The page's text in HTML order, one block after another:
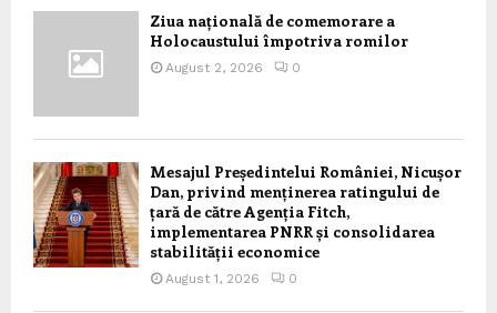
Ziua națională de comemorare a
Holocaustului împotriva romilor
August 2, 2026 0
Mesajul Președintelui României, Nicușor
Dan, privind menținerea ratingului de
țară de către Agenția Fitch,
implementarea PNRR și consolidarea
stabilității economice
August 1, 2026 0